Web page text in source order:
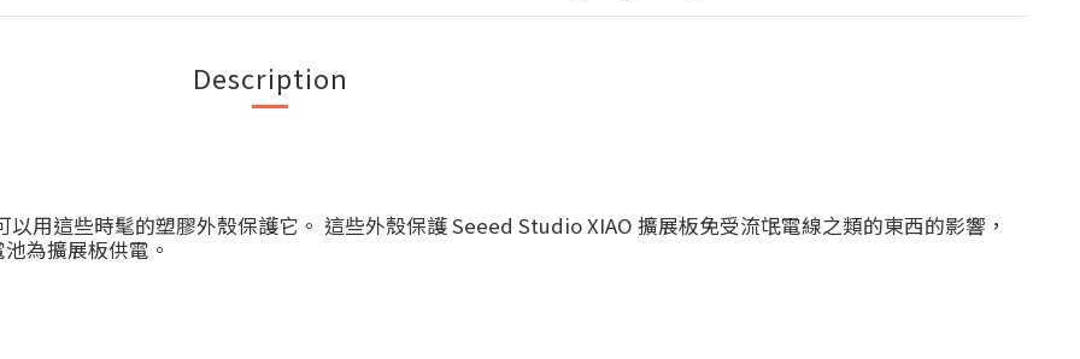
Description
用這些時髦的塑膠外殼保護它。 這些外殼保護 Seeed Studio XIAO 擴展板免受流氓電線之類的東西的影響，
為擴展板供電。